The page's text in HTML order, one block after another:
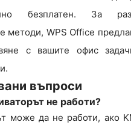
безплатен. За
методи, WPS Office
с вашите офис
въпроси
не работи?
може да не работи, ако